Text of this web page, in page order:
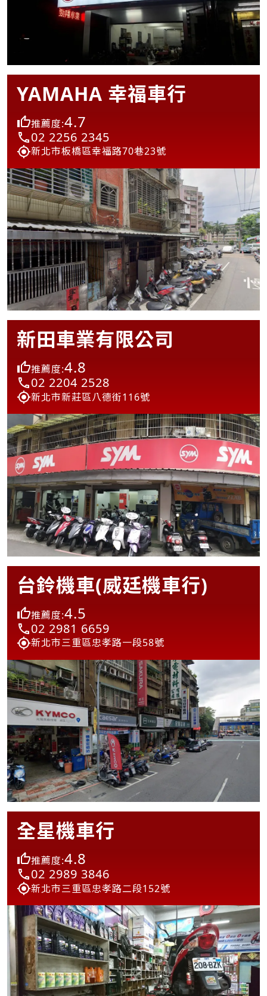
YAMAHA 幸福車行
推薦度:4.7
02 2256 2345
新北市板橋區幸福路70巷23號
新田車業有限公司
推薦度:4.8
02 2204 2528
新北市新莊區八德街116號
台鈴機車(威廷機車行)
推薦度:4.5
02 2981 6659
新北市三重區忠孝路一段58號
全星機車行
推薦度:4.8
02 2989 3846
新北市三重區忠孝路二段152號